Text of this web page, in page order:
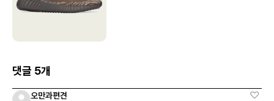
댓글 5개
오만과편견